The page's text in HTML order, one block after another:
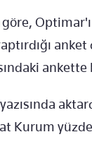
ankette
Kurum